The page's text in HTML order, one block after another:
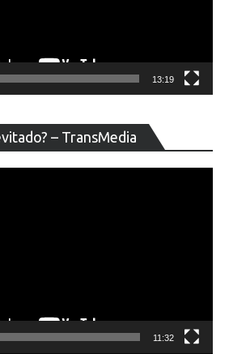
13:19
– TransMedia
de
11:32